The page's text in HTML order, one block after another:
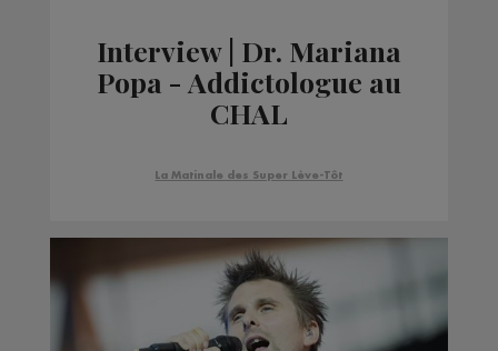
Interview | Dr. Mariana
Popa - Addictologue au
CHAL
La Matinale des Super Lève-Tôt